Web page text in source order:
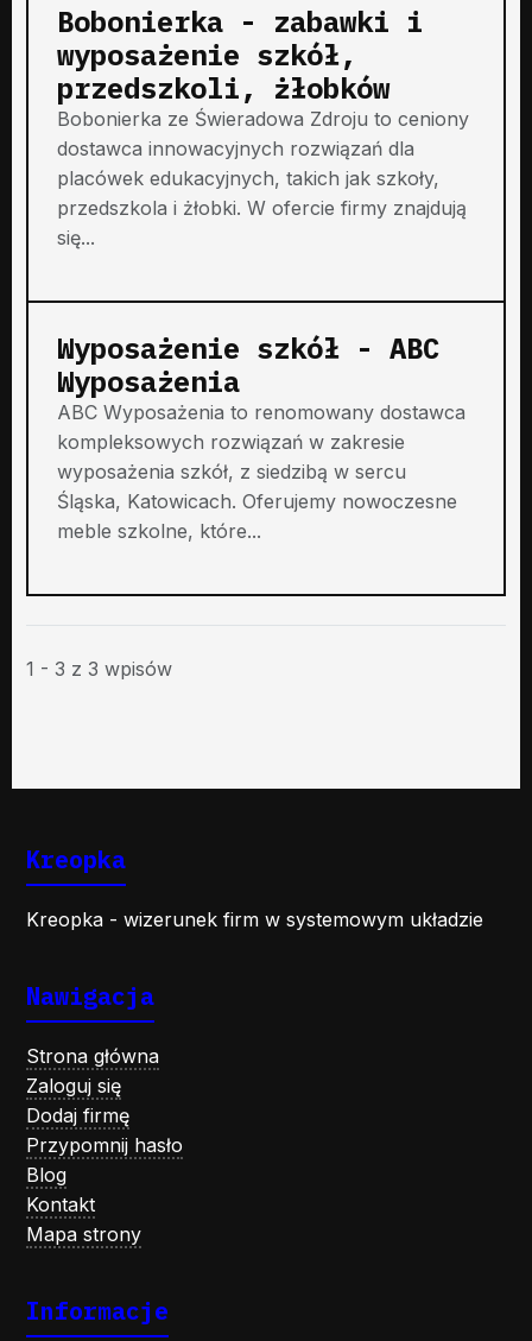
Bobonierka - zabawki i
wyposażenie szkół,
przedszkoli, żłobków
Bobonierka ze Świeradowa Zdroju to ceniony
dostawca innowacyjnych rozwiązań dla
placówek edukacyjnych, takich jak szkoły,
przedszkola i żłobki. W ofercie firmy znajdują
się...
Wyposażenie szkół - ABC
Wyposażenia
ABC Wyposażenia to renomowany dostawca
kompleksowych rozwiązań w zakresie
wyposażenia szkół, z siedzibą w sercu
Śląska, Katowicach. Oferujemy nowoczesne
meble szkolne, które...
1 - 3 z 3 wpisów
Kreopka
Kreopka - wizerunek firm w systemowym układzie
Nawigacja
Strona główna
Zaloguj się
Dodaj firmę
Przypomnij hasło
Blog
Kontakt
Mapa strony
Informacje